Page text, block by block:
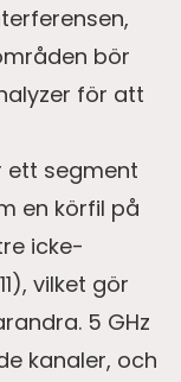
bör
för att
ett segment
en körfil på
icke-
vilket gör
5 GHz
kanaler, och